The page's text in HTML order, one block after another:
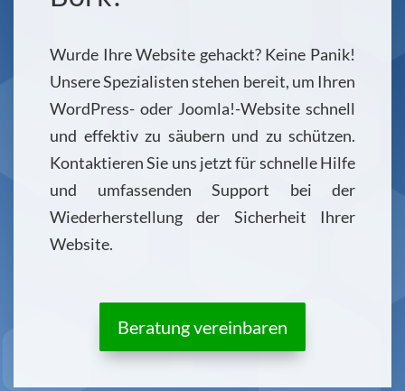
Wurde Ihre Website gehackt? Keine Panik!
Unsere Spezialisten stehen bereit, um Ihren
WordPress- oder Joomla!-Website schnell
und effektiv zu säubern und zu schützen.
Kontaktieren Sie uns jetzt für schnelle Hilfe
und umfassenden Support bei der
Wiederherstellung der Sicherheit Ihrer
Website.
Beratung vereinbaren